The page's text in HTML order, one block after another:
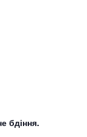
бдіння.